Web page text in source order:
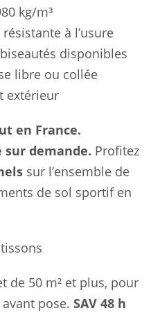
kg/m³
à l’usure
disponibles
libre ou collée
extérieur
en France.
demande. Profitez
sur l’ensemble de
de sol sportif en
de 50 m² et plus, pour
pose. SAV 48 h